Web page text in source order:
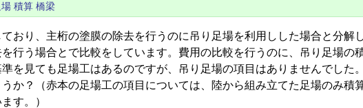
積算 橋梁
おり、主桁の塗膜の除去を行うのに吊り足場を利用しした場合と分解
行う場合とで比較をしています。費用の比較を行うのに、吊り足場の
を見ても足場工はあるのですが、吊り足場の項目はありませんでした
か？（赤本の足場工の項目については、陸から組み立てた足場のみ積
す。）